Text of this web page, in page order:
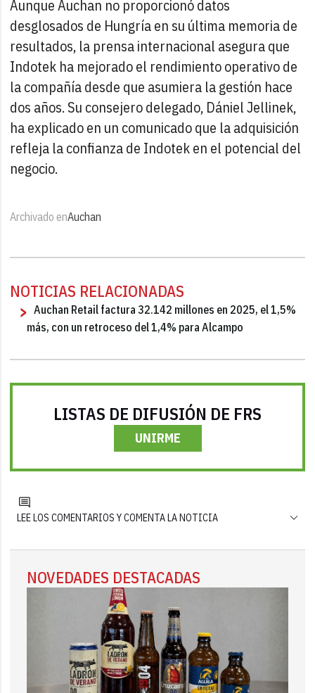
Aunque Auchan no proporcionó datos
desglosados de Hungría en su última memoria de
resultados, la prensa internacional asegura que
Indotek ha mejorado el rendimiento operativo de
la compañía desde que asumiera la gestión hace
dos años. Su consejero delegado, Dániel Jellinek,
ha explicado en un comunicado que la adquisición
refleja la confianza de Indotek en el potencial del
negocio.
Archivado enAuchan
NOTICIAS RELACIONADAS
Auchan Retail factura 32.142 millones en 2025, el 1,5%
más, con un retroceso del 1,4% para Alcampo
LISTAS DE DIFUSIÓN DE FRS
UNIRME
LEE LOS COMENTARIOS Y COMENTA LA NOTICIA
NOVEDADES DESTACADAS